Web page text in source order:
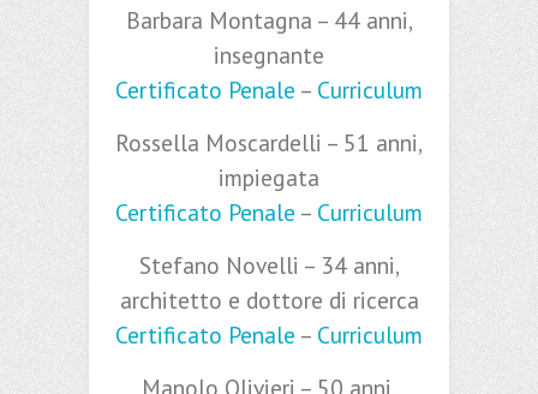
Barbara Montagna – 44 anni,
insegnante
Certificato Penale – Curriculum
Rossella Moscardelli – 51 anni,
impiegata
Certificato Penale – Curriculum
Stefano Novelli – 34 anni,
architetto e dottore di ricerca
Certificato Penale – Curriculum
Manolo Olivieri – 50 anni,